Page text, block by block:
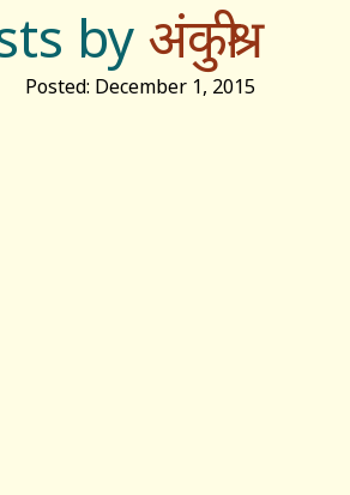
byअंकुश्री
Posted: December 1, 2015